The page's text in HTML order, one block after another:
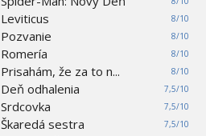
8/10
Leviticus
8/10
Pozvanie
8/10
Romería
8/10
Prisahám, že za to n...
7,5/10
Deň odhalenia
7,5/10
Srdcovka
7,5/10
Škaredá sestra